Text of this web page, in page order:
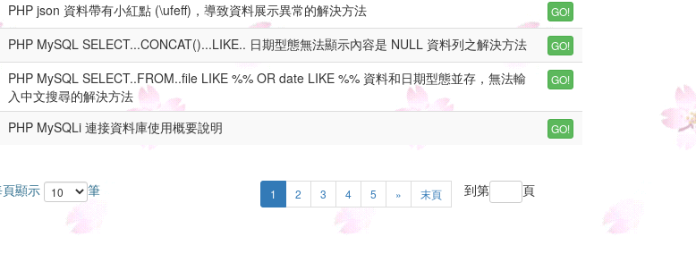
PHP json 資料帶有小紅點 (\ufeff)，導致資料展示異常的解決方法
PHP MySQL SELECT...CONCAT()...LIKE.. 日期型態無法顯示內容是 NULL 資料列之解決方法
PHP MySQL SELECT..FROM..file LIKE %% OR date LIKE %% 資料和日期型態並存，無法輸
入中文搜尋的解決方法
PHP MySQLi 連接資料庫使用概要說明
顯示 筆 1 2 3 4 5 » 末頁 到第 頁